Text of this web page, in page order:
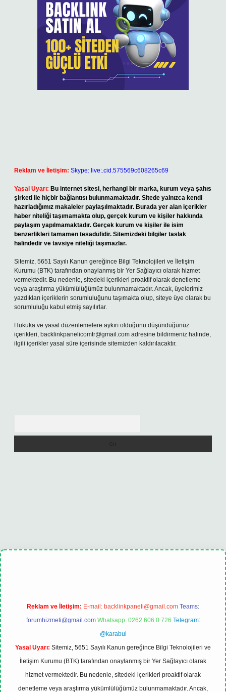
Reklam ve İletişim: Skype: live:.cid.575569c608265c69
Yasal Uyarı: Bu internet sitesi, herhangi bir marka, kurum veya şahıs
şirketi ile hiçbir bağlantısı bulunmamaktadır. Sitede yalnızca kendi
hazırladığımız makaleler paylaşılmaktadır. Burada yer alan içerikler
haber niteliği taşımamakta olup, gerçek kurum ve kişiler hakkında
paylaşım yapılmamaktadır. Gerçek kurum ve kişiler ile isim
benzerlikleri tamamen tesadüfidir. Sitemizdeki bilgiler taslak
halindedir ve tavsiye niteliği taşımazlar.
Sitemiz, 5651 Sayılı Kanun gereğince Bilgi Teknolojileri ve İletişim
Kurumu (BTK) tarafından onaylanmış bir Yer Sağlayıcı olarak hizmet
vermektedir. Bu nedenle, sitedeki içerikleri proaktif olarak denetleme
veya araştırma yükümlülüğümüz bulunmamaktadır. Ancak, üyelerimiz
yazdıkları içeriklerin sorumluluğunu taşımakta olup, siteye üye olarak bu
sorumluluğu kabul etmiş sayılırlar.
Hukuka ve yasal düzenlemelere aykırı olduğunu düşündüğünüz
içerikleri, backlinkpanelicomtr@gmail.com adresine bildirmeniz halinde,
ilgili içerikler yasal süre içerisinde sitemizden kaldırılacaktır.
tulipbet güncel
Reklam ve İletişim: E-mail: backlinkpaneli@gmail.com Teams:
forumhizmeti@gmail.com Whatsapp: 0262 606 0 726 Telegram:
@karabul
Yasal Uyarı: Sitemiz, 5651 Sayılı Kanun gereğince Bilgi Teknolojileri ve
İletişim Kurumu (BTK) tarafından onaylanmış bir Yer Sağlayıcı olarak
hizmet vermektedir. Bu nedenle, sitedeki içerikleri proaktif olarak
denetleme veya araştırma yükümlülüğümüz bulunmamaktadır. Ancak,